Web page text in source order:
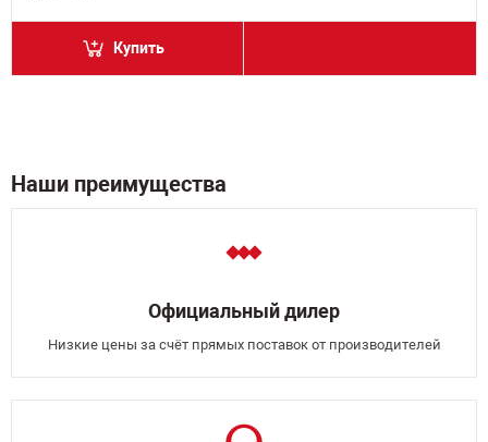
Купить
Наши преимущества
Официальный дилер
Низкие цены за счёт прямых поставок от производителей